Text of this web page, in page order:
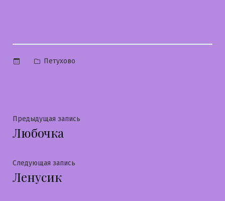
Опубликовано
Петухово
Навигация
по
записям
Предыдущая запись
Любочка
Следующая запись
Ленусик